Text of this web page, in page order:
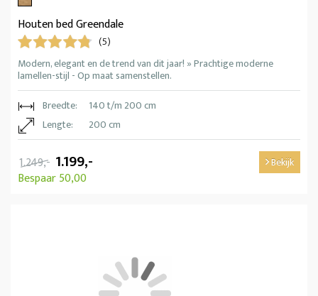
Houten bed Greendale
(5)
Modern, elegant en de trend van dit jaar! » Prachtige moderne
lamellen-stijl - Op maat samenstellen.
Breedte:
140 t/m 200 cm
Lengte:
200 cm
1.249,- 1.199,-
Bespaar 50,00
Bekijk